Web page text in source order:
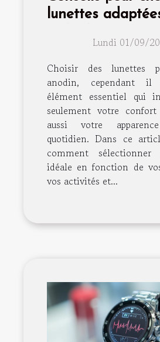
lunettes
Lundi 01/09/
Choisir des lunettes
anodin, cependant il
élément essentiel qui
seulement votre
aussi votre
quotidien. Dans ce
comment
idéale en fonction de
vos activités et...